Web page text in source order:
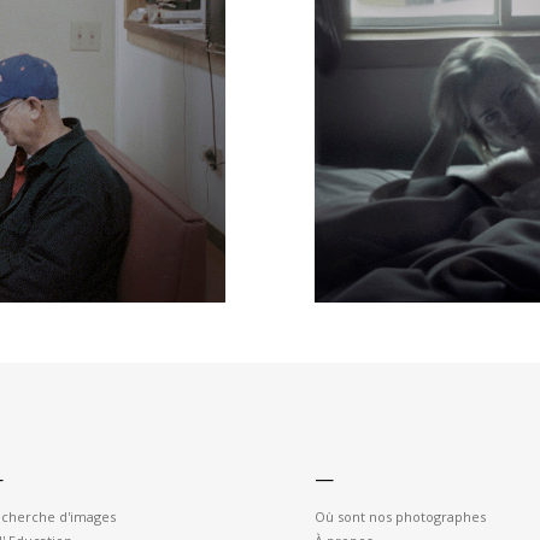
d'images
—
Où sont nos photographes